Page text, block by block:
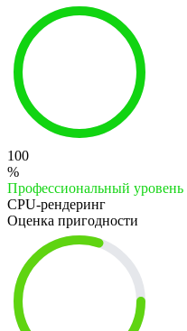
100
%
Профессиональный уровень
CPU-рендеринг
Оценка пригодности